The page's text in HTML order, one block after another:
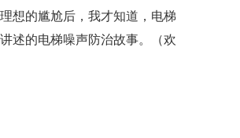
想的尴尬后，我才知道，电梯
述的电梯噪声防治故事。（欢